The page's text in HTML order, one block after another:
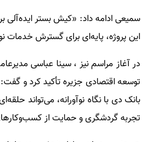
سمیعی ادامه داد: «کیش بستر ایده‌آلی
این پروژه، پایه‌ای برای گسترش خدمات
در آغاز مراسم نیز ، سینا عباسی
توسعه اقتصادی جزیره تأکید کرد و گفت
بانک دی با نگاه نوآورانه، می‌تواند
تجربه گردشگری و حمایت از